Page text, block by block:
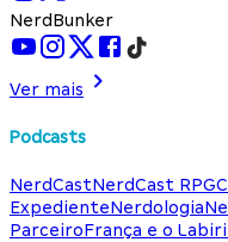
NerdBunker
Ver mais
Podcasts
NerdCastNerdCast RPG
ExpedienteNerdologia
ParceiroFrança e o